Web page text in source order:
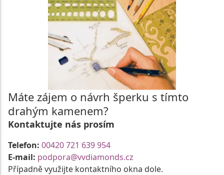
Máte zájem o návrh šperku s tímto
drahým kamenem?
Kontaktujte nás prosím
Telefon: 00420 721 639 954
E-mail: podpora@vvdiamonds.cz
Případně využijte kontaktního okna dole.